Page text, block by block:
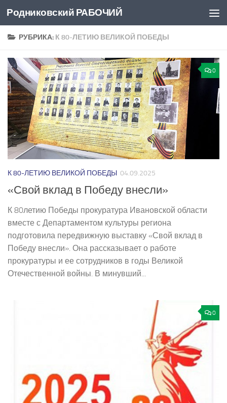
Перейти к содержимому
Родниковский РАБОЧИЙ
РУБРИКА: К 80-ЛЕТИЮ ВЕЛИКОЙ ПОБЕДЫ
0
К 80-ЛЕТИЮ ВЕЛИКОЙ ПОБЕДЫ 04.09.2025
«Свой вклад в Победу внесли»
К 80­летию Победы прокуратура Ивановской области
вместе с Департаментом культуры региона
подготовила передвижную выставку «Свой вклад в
Победу внесли». Она рассказывает о работе
прокуратуры и ее сотрудников в годы Великой
Отечественной войны. В минувший...
0